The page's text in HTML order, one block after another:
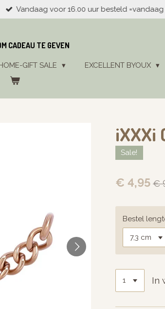
Vandaag voor 16.00 uur besteld
CADEAU TE GEVEN
GIFT SALE EXCELLENT BYOUX
iXXXi
Sale!
€ 4,95 €
Bestel
In